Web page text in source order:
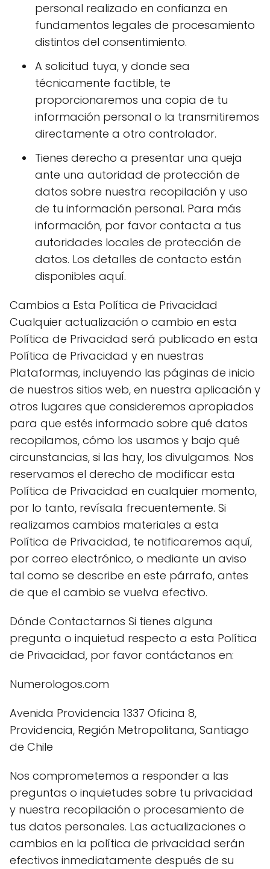
personal realizado en confianza en
fundamentos legales de procesamiento
distintos del consentimiento.
A solicitud tuya, y donde sea
técnicamente factible, te
proporcionaremos una copia de tu
información personal o la transmitiremos
directamente a otro controlador.
Tienes derecho a presentar una queja
ante una autoridad de protección de
datos sobre nuestra recopilación y uso
de tu información personal. Para más
información, por favor contacta a tus
autoridades locales de protección de
datos. Los detalles de contacto están
disponibles aquí.
Cambios a Esta Política de Privacidad
Cualquier actualización o cambio en esta
Política de Privacidad será publicado en esta
Política de Privacidad y en nuestras
Plataformas, incluyendo las páginas de inicio
de nuestros sitios web, en nuestra aplicación y
otros lugares que consideremos apropiados
para que estés informado sobre qué datos
recopilamos, cómo los usamos y bajo qué
circunstancias, si las hay, los divulgamos. Nos
reservamos el derecho de modificar esta
Política de Privacidad en cualquier momento,
por lo tanto, revísala frecuentemente. Si
realizamos cambios materiales a esta
Política de Privacidad, te notificaremos aquí,
por correo electrónico, o mediante un aviso
tal como se describe en este párrafo, antes
de que el cambio se vuelva efectivo.
Dónde Contactarnos Si tienes alguna
pregunta o inquietud respecto a esta Política
de Privacidad, por favor contáctanos en:
Numerologos.com
Avenida Providencia 1337 Oficina 8,
Providencia, Región Metropolitana, Santiago
de Chile
Nos comprometemos a responder a las
preguntas o inquietudes sobre tu privacidad
y nuestra recopilación o procesamiento de
tus datos personales. Las actualizaciones o
cambios en la política de privacidad serán
efectivos inmediatamente después de su